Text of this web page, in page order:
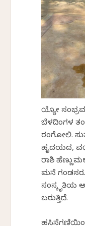
ಯ್ಯೋ
ಬೆಳದಿಂಗಳ
ರಂಗೋಲಿ.
ಹೃದಯದ,
ರಾಶಿ
ಮನೆ
ಸಂಸ್ಕೃತಿಯ
ಬರುತ್ತಿದೆ.